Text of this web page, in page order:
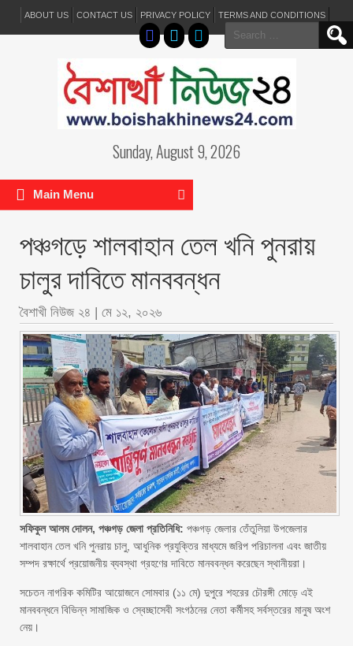
ABOUT US CONTACT US PRIVACY POLICY TERMS AND CONDITIONS
Search
for:
Sunday, August 9, 2026
Main Menu
পঞ্চগড়ে শালবাহান তেল খনি পুনরায়
চালুর দাবিতে মানববন্ধন
বৈশাখী নিউজ ২৪ | মে ১২, ২০২৬
সফিকুল আলম দোলন, পঞ্চগড় জেলা প্রতিনিধি: পঞ্চগড় জেলার তেঁতুলিয়া উপজেলার
শালবাহান তেল খনি পুনরায় চালু, আধুনিক প্রযুক্তির মাধ্যমে জরিপ পরিচালনা এবং জাতীয়
সম্পদ রক্ষার্থে প্রয়োজনীয় ব্যবস্থা গ্রহণের দাবিতে মানববন্ধন করেছেন স্থানীয়রা।
সচেতন নাগরিক কমিটির আয়োজনে সোমবার (১১ মে) দুপুরে শহরের চৌরঙ্গী মোড়ে এই
মানববন্ধনে বিভিন্ন সামাজিক ও স্বেচ্ছাসেবী সংগঠনের নেতা কর্মীসহ সর্বস্তরের মানুষ অংশ
নেয়।